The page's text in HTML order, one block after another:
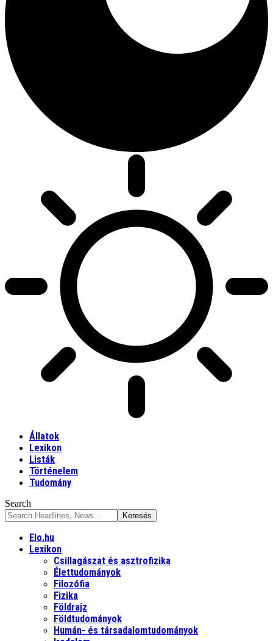
Állatok
Lexikon
Listák
Történelem
Tudomány
Search
Elo.hu
Lexikon
Csillagászat és asztrofizika
Élettudományok
Filozófia
Fizika
Földrajz
Földtudományok
Humán- és társadalomtudományok